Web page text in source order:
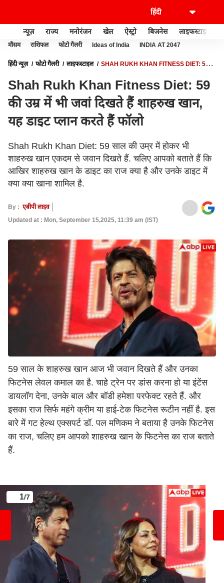
न्यूज़ राज्य मनोरंजन खेल ऐस्ट्रो बिजनेस लाइफस्टाइल
मौसम राशिफल फोटो गैलरी Ideas of India INDIA AT 2047
हिंदी न्यूज़ फोटो गैलरी लाइफस्टाइल
SHAH RUKH KHAN FITNESS DIET: 59
Shah Rukh Khan Fitness Diet: 59
की उम्र में भी जवां दिखते हैं शाहरुख खान,
यह डाइट प्लान करते हैं फॉलो
Shah Rukh Khan Diet: 59 साल की उम्र में होकर भी
शाहरुख खान एकदम से जवान दिखते हैं. चलिए आपको बताते हैं कि
आखिर शाहरुख खान के डाइट का राज क्या है और उनके डाइट में
क्या क्या खाना शामिल है.
By : एबीपी लाइव
Updated at : Mon, September 15,2025, 11:39 am (IST)
59 साल के शाहरुख खान आज भी जवान दिखते हैं और उनका
फिटनेस लेवल कमाल का है. चाहे ट्रेन पर डांस करना हो या इंटेंस
डायलॉग देना, उनके बाल और बॉडी हमेशा परफेक्ट रहते हैं. और
इसका राज सिर्फ महंगे क्रीम या हाई‑टेक फिटनेस रूटीन नहीं है. इस
बारे में गट हेल्थ एक्सपर्ट डॉ. पल मणिकम ने बताया है उनके फिटनेस
का राज, चलिए हम आपको शाहरुख खान के फिटनेस का राज बताते
हैं.
1/7